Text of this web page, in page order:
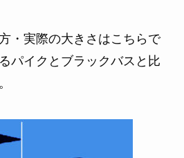
・実際の大きさはこちらで
パイクとブラックバスと比